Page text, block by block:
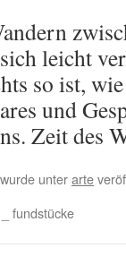
leicht
so ist,
und
Zeit des
unterarte
fundstücke